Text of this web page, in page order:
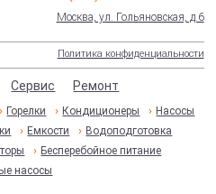
Москва, ул. Гольяновская, д.6
Политика конфиденциальности
Сервис Ремонт
Горелки Кондиционеры
Насосы
Емкости
Водоподготовка
Бесперебойное питание
насосы